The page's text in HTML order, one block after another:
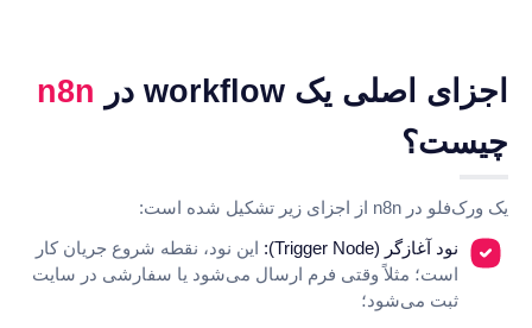
اجزای اصلی یک workflow در
n8n
چیست؟
یک ورک‌فلو در n8n از اجزای زیر تشکیل شده است:
نود آغازگر (Trigger Node):
این نود، نقطه شروع جریان کار
است؛ مثلاً وقتی فرم ارسال می‌شود یا سفارشی در سایت
ثبت می‌شود؛